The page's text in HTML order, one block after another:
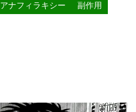
アナフィラキシー
副作用